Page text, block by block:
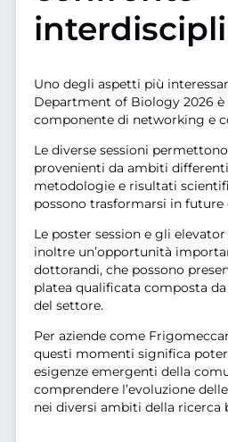
Uno degli aspetti più
Department of Biology 2026
componente di networking e
Le diverse sessioni
provenienti da ambiti
metodologie e risultati
possono trasformarsi in future
Le poster session e gli
inoltre un’opportunità
dottorandi, che possono
platea qualificata composta
del settore.
Per aziende come
questi momenti significa
esigenze emergenti della
comprendere l’evoluzione
nei diversi ambiti della ricerca